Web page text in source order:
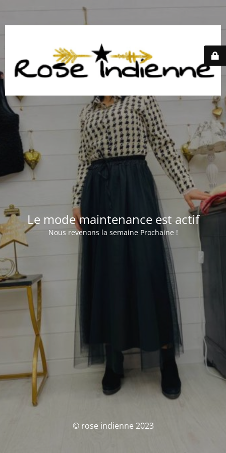
Le mode maintenance est actif
Nous revenons la semaine Prochaine !
© rose indienne 2023